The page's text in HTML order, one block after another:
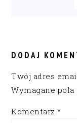
DODAJ
Twój adres
Wymagane pola
Komentarz*